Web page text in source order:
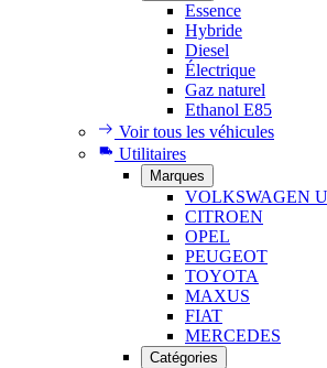
Essence
Hybride
Diesel
Électrique
Gaz naturel
Ethanol E85
Voir tous les véhicules
Utilitaires
Marques
VOLKSWAGEN
CITROEN
OPEL
PEUGEOT
TOYOTA
MAXUS
FIAT
MERCEDES
Catégories